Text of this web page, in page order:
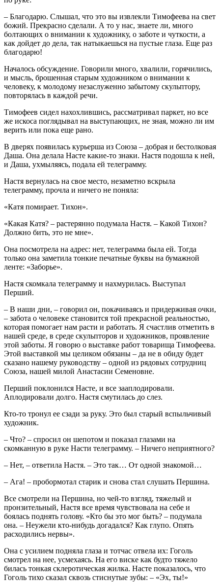
– Благодарю. Слышал, что это вы извлекли Тимофеева на свет
божий. Прекрасно сделали. А то у нас, знаете ли, много
болтающих о внимании к художнику, о заботе и чуткости, а
как дойдет до дела, так натыкаешься на пустые глаза. Еще раз
благодарю!
Началось обсуждение. Говорили много, хвалили, горячились,
и мысль, брошенная старым художником о внимании к
человеку, к молодому незаслуженно забытому скульптору,
повторялась в каждой речи.
Тимофеев сидел нахохлившись, рассматривал паркет, но все
же искоса поглядывал на выступающих, не зная, можно ли им
верить или пока еще рано.
В дверях появилась курьерша из Союза – добрая и бестолковая
Даша. Она делала Насте какие-то знаки. Настя подошла к ней,
и Даша, ухмыляясь, подала ей телеграмму.
Настя вернулась на свое место, незаметно вскрыла
телеграмму, прочла и ничего не поняла:
«Катя помирает. Тихон».
«Какая Катя? – растерянно подумала Настя. – Какой Тихон?
Должно бить, это не мне».
Она посмотрела на адрес: нет, телеграмма была ей. Тогда
только она заметила тонкие печатные буквы на бумажной
ленте: «Заборье».
Настя скомкала телеграмму и нахмурилась. Выступал
Перший.
– В наши дни, – говорил он, покачиваясь и придерживая очки,
– забота о человеке становится той прекрасной реальностью,
которая помогает нам расти и работать. Я счастлив отметить в
нашей среде, в среде скульпторов и художников, проявление
этой заботы. Я говорю о выставке работ товарища Тимофеева.
Этой выставкой мы целиком обязаны – да не в обиду будет
сказано нашему руководству – одной из рядовых сотрудниц
Союза, нашей милой Анастасии Семеновне.
Перший поклонился Насте, и все зааплодировали.
Аплодировали долго. Настя смутилась до слез.
Кто-то тронул ее сзади за руку. Это был старый вспыльчивый
художник.
– Что? – спросил он шепотом и показал глазами на
скомканную в руке Насти телеграмму. – Ничего неприятного?
– Нет, – ответила Настя. – Это так… От одной знакомой…
– Ага! – пробормотал старик и снова стал слушать Першина.
Все смотрели на Першина, но чей-то взгляд, тяжелый и
пронзительный, Настя все время чувствовала на себе и
боялась поднять голову. «Кто бы это мог быть? – подумала
она. – Неужели кто-нибудь догадался? Как глупо. Опять
расходились нервы».
Она с усилием подняла глаза и тотчас отвела их: Гоголь
смотрел на нее, усмехаясь. На его виске как будто тяжело
билась тонкая склеротическая жилка. Насте показалось, что
Гоголь тихо сказал сквозь стиснутые зубы: – «Эх, ты!»